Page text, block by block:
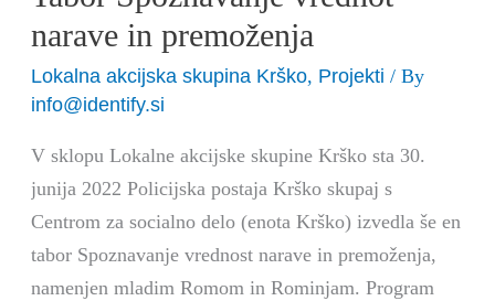
narave in premoženja
Lokalna akcijska skupina Krško, Projekti / By
info@identify.si
V sklopu Lokalne akcijske skupine Krško sta 30.
junija 2022 Policijska postaja Krško skupaj s
Centrom za socialno delo (enota Krško) izvedla še en
tabor Spoznavanje vrednost narave in premoženja,
namenjen mladim Romom in Rominjam. Program